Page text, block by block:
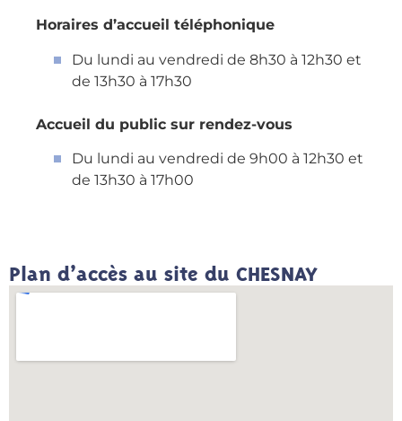
Horaires d’accueil téléphonique
Du lundi au vendredi de 8h30 à 12h30 et
de 13h30 à 17h30
Accueil du public sur rendez-vous
Du lundi au vendredi de 9h00 à 12h30 et
de 13h30 à 17h00
Plan d’accès au site du CHESNAY